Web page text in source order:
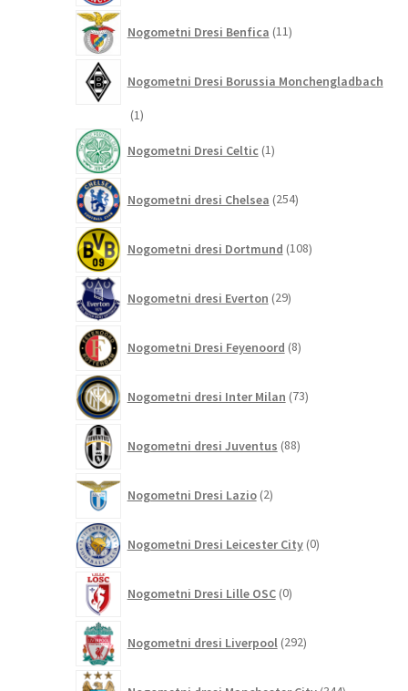
Nogometni Dresi Benfica 11izdelkov
Nogometni Dresi Borussia Monchengladbach
11
Nogometni Dresi Celtic 1izdelek
Nogometni dresi Chelsea 254izdelkov
Nogometni dresi Dortmund 108izdelkov
Nogometni dresi Everton 29izdelkov
Nogometni Dresi Feyenoord 8izdelkov
Nogometni dresi Inter Milan 73izdelkov
Nogometni dresi Juventus 88izdelkov
Nogometni Dresi Lazio 2izdelka
Nogometni Dresi Leicester City 0izdelkov
Nogometni Dresi Lille OSC 0izdelkov
Nogometni dresi Liverpool 292izdelkov